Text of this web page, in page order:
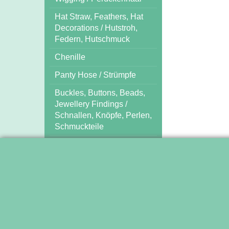
Hat Straw, Feathers, Hat
Decorations / Hutstroh,
Federn, Hutschmuck
Chenille
Panty Hose / Strümpfe
Buckles, Buttons, Beads,
Jewellery Findings /
Schnallen, Knöpfe, Perlen,
Schmuckteile